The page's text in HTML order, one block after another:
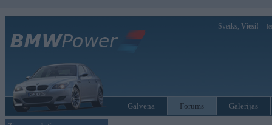
Sveiks, Viesi!
Galvenā Forums Galerijas